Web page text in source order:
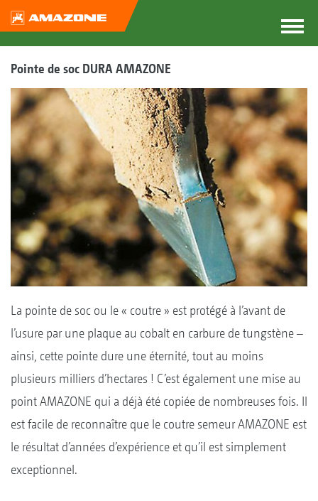
Pointe de soc DURA AMAZONE
La pointe de soc ou le « coutre » est protégé à l’avant de
l’usure par une plaque au cobalt en carbure de tungstène –
ainsi, cette pointe dure une éternité, tout au moins
plusieurs milliers d’hectares ! C’est également une mise au
point AMAZONE qui a déjà été copiée de nombreuses fois. Il
est facile de reconnaître que le coutre semeur AMAZONE est
le résultat d’années d’expérience et qu’il est simplement
exceptionnel.